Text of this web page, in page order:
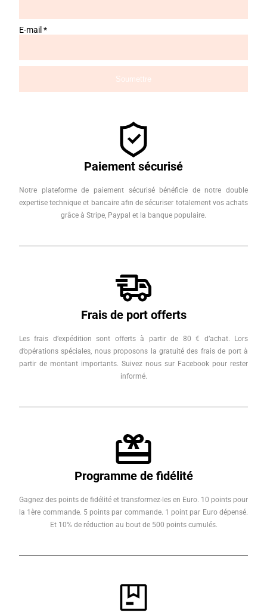
E-mail *
Paiement sécurisé
Notre plateforme de paiement sécurisé bénéficie de notre double
expertise technique et bancaire afin de sécuriser totalement vos achats
grâce à Stripe, Paypal et la banque populaire.
Frais de port offerts
Les frais d’expédition sont offerts à partir de 80 € d’achat. Lors
d’opérations spéciales, nous proposons la gratuité des frais de port à
partir de montant importants. Suivez nous sur Facebook pour rester
informé.
Programme de fidélité
Gagnez des points de fidélité et transformez-les en Euro. 10 points pour
la 1ère commande. 5 points par commande. 1 point par Euro dépensé.
Et 10% de réduction au bout de 500 points cumulés.